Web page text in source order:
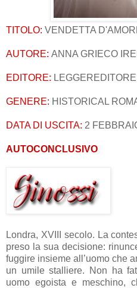
TITOLO: VENDETTA
AUTORE: ANNA GRIECO
EDITORE: LEGGEREDITORE
GENERE: HISTORICAL
DATA DI USCITA: 2
AUTOCONCLUSIVO
Londra, XVIII secolo. La
preso la sua decisione:
fuggire insieme all’uomo che
un umile stalliere. Non ha
uomo egoista e meschino,